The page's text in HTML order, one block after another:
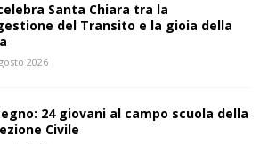
Santa Chiara tra la
del Transito e la gioia della
2026
24 giovani al campo scuola della
Civile